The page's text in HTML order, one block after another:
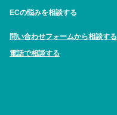
ECの悩みを相談する
問い合わせフォームから相談する
電話で相談する